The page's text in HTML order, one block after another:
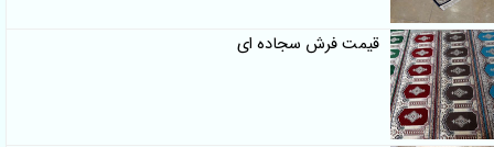
قیمت فرش سجاده ای